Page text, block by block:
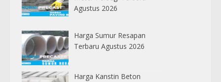
Agustus 2026
Harga Sumur Resapan
Terbaru Agustus 2026
Harga Kanstin Beton